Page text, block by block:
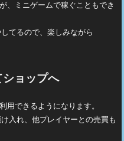
、ミニゲームで稼ぐこともでき
てるので、楽しみながら
ョップへ
用できるようになります。
入れ、他プレイヤーとの売買も